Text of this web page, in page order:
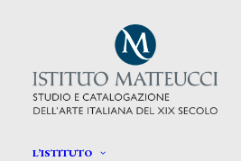
L’ISTITUTO